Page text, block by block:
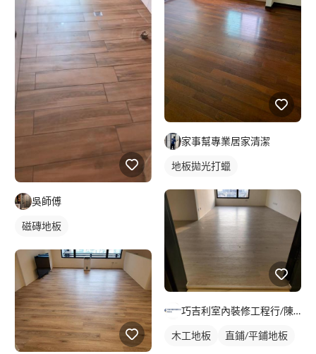
吳師傅
磁磚地板
家事幫專業居家清潔
地板拋光打蠟
巧吉利室內裝修工程行/陳家進
木工地板 直鋪/平鋪地板